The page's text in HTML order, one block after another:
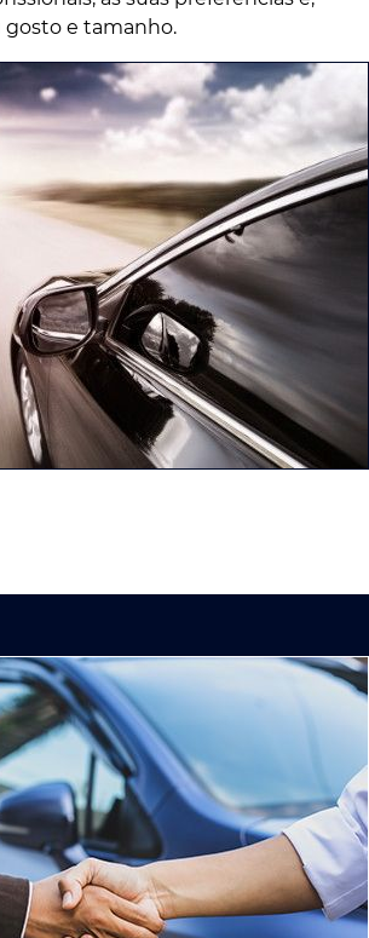
gosto e tamanho.